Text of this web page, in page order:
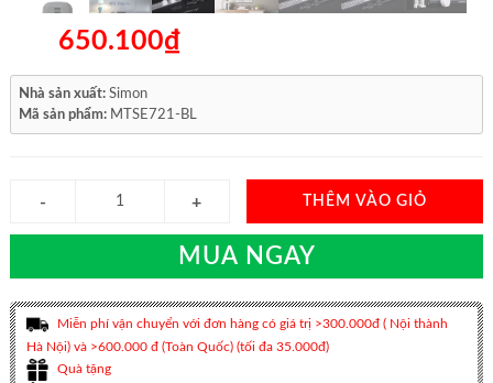
650.100₫
Nhà sản xuất: Simon
Mã sản phẩm: MTSE721-BL
THÊM VÀO GIỎ
MUA NGAY
Miễn phí vận chuyển với đơn hàng có giá trị >300.000đ ( Nội thành
Hà Nội) và >600.000 đ (Toàn Quốc) (tối đa 35.000đ)
Quà tặng